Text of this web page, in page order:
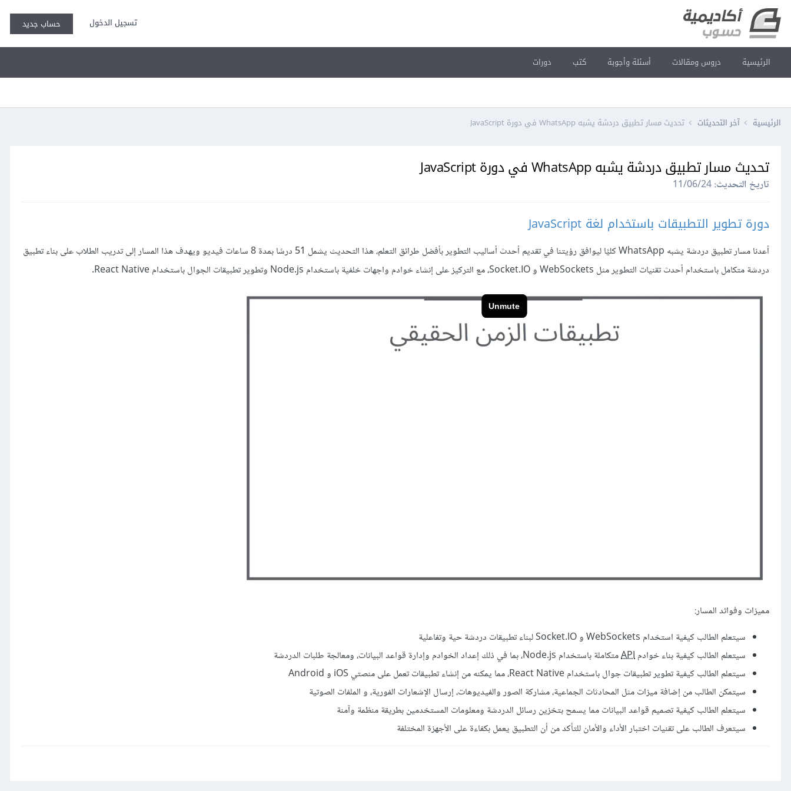
تسجيل الدخول حساب جديد
الرئيسية دروس ومقالات أسئلة وأجوبة كتب دورات
الرئيسية آخر التحديثات تحديث مسار تطبيق دردشة يشبه WhatsApp في دورة JavaScript
تحديث مسار تطبيق دردشة يشبه WhatsApp في دورة JavaScript
تاريخ التحديث:
دورة تطوير التطبيقات باستخدام لغة JavaScript
أعدنا مسار تطبيق دردشة يشبه WhatsApp كليًا ليوافق رؤيتنا في تقديم أحدث أساليب التطوير بأفضل طرائق التعلم، هذا التحديث يشمل 51 درسًا بمدة 8 ساعات فيديو ويهدف هذا المسار إلى تدريب الطلاب على بناء تطبيق
دردشة متكامل باستخدام أحدث تقنيات التطوير مثل WebSockets و Socket.IO، مع التركيز على إنشاء خوادم واجهات خلفية باستخدام Node.js وتطوير تطبيقات الجوال باستخدام React Native.
مميزات وفوائد المسار:
سيتعلم الطالب كيفية استخدام WebSockets و Socket.IO لبناء تطبيقات دردشة حية وتفاعلية
سيتعلم الطالب كيفية بناء خوادمAPIمتكاملة باستخدام Node.js، بما في ذلك إعداد الخوادم وإدارة قواعد البيانات، ومعالجة طلبات الدردشة
سيتعلم الطالب كيفية تطوير تطبيقات جوال باستخدام React Native، مما يمكنه من إنشاء تطبيقات تعمل على منصتي iOS و Android
سيتمكن الطالب من إضافة ميزات مثل المحادثات الجماعية، مشاركة الصور والفيديوهات، إرسال الإشعارات الفورية، و الملفات الصوتية
سيتعلم الطالب كيفية تصميم قواعد البيانات مما يسمح بتخزين رسائل الدردشة ومعلومات المستخدمين بطريقة منظمة وآمنة
سيتعرف الطالب على تقنيات اختبار الأداء والأمان للتأكد من أن التطبيق يعمل بكفاءة على الأجهزة المختلفة